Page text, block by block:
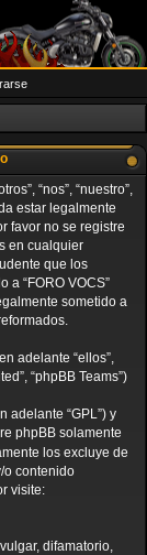
“nos”, “nuestro”,
estar legalmente
favor no se registre
en cualquier
que los
a “FORO VOCS”
sometido a
adelante “ellos”,
“phpBB Teams”)
adelante “GPL”) y
phpBB solamente
los excluye de
o contenido
visite:
difamatorio,